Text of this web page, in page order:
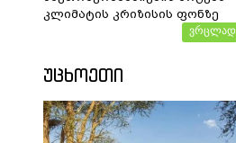
კლიმატის კრიზისის ფონზე
ვრცლად
ᲣᲪᲮᲝᲔᲗᲘ